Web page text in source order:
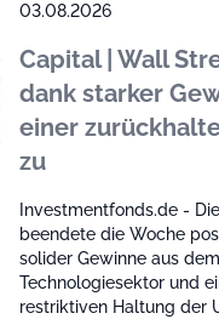
03.08.2026
Capital | Wall
dank starker
einer
zu
Investmentfonds.de -
beendete die Woche
solider Gewinne aus dem
Technologiesektor und
restriktiven Haltung der